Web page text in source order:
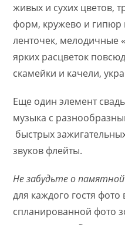
живых и сухих цветов,
форм, кружево и гипюр
ленточек, мелодичные
ярких расцветок
скамейки и качели,
Еще один элемент
музыка с
быстрых
звуков флейты.
Не забудьте о
для каждого гостя
спланированной фото